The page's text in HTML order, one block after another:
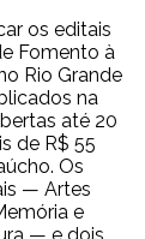
os editais
Fomento à
Rio Grande
na
até 20
de R$ 55
Os
— Artes
e